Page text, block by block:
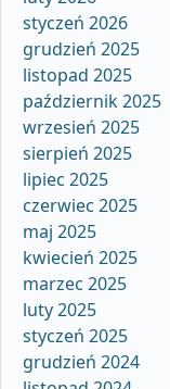
styczeń 2026
grudzień 2025
listopad 2025
październik 2025
wrzesień 2025
sierpień 2025
lipiec 2025
czerwiec 2025
maj 2025
kwiecień 2025
marzec 2025
luty 2025
styczeń 2025
grudzień 2024